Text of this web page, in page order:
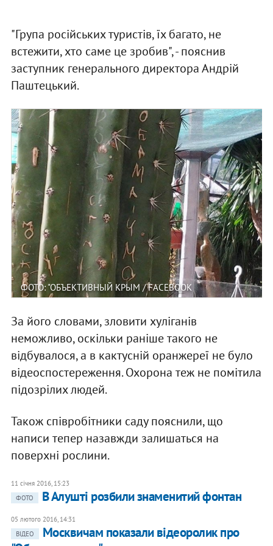
"Група російських туристів, їх багато, не
встежити, хто саме це зробив", - пояснив
заступник генерального директора Андрій
Паштецький.
ФОТО: "ОБЪЕКТИВНЫЙ КРЫМ / FACEBOOK
За його словами, зловити хуліганів
неможливо, оскільки раніше такого не
відбувалося, а в кактусній оранжереї не було
відеоспостереження. Охорона теж не помітила
підозрілих людей.
Також співробітники саду пояснили, що
написи тепер назавжди залишаться на
поверхні рослини.
11 січня 2016, 15:23
ФОТО
В Алушті розбили знаменитий фонтан
05 лютого 2016, 14:31
ВІДЕО
Москвичам показали відеоролик про